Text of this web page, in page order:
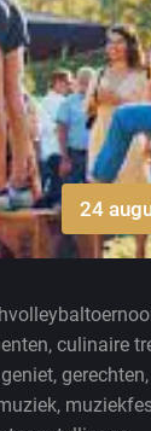
24
, culinaire
geniet, gerechten,
,